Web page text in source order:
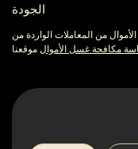
آراء
اف?نالٍل
الجودة
من المعاملات الواردة من
مكافحة غسل الأموال موقعنا